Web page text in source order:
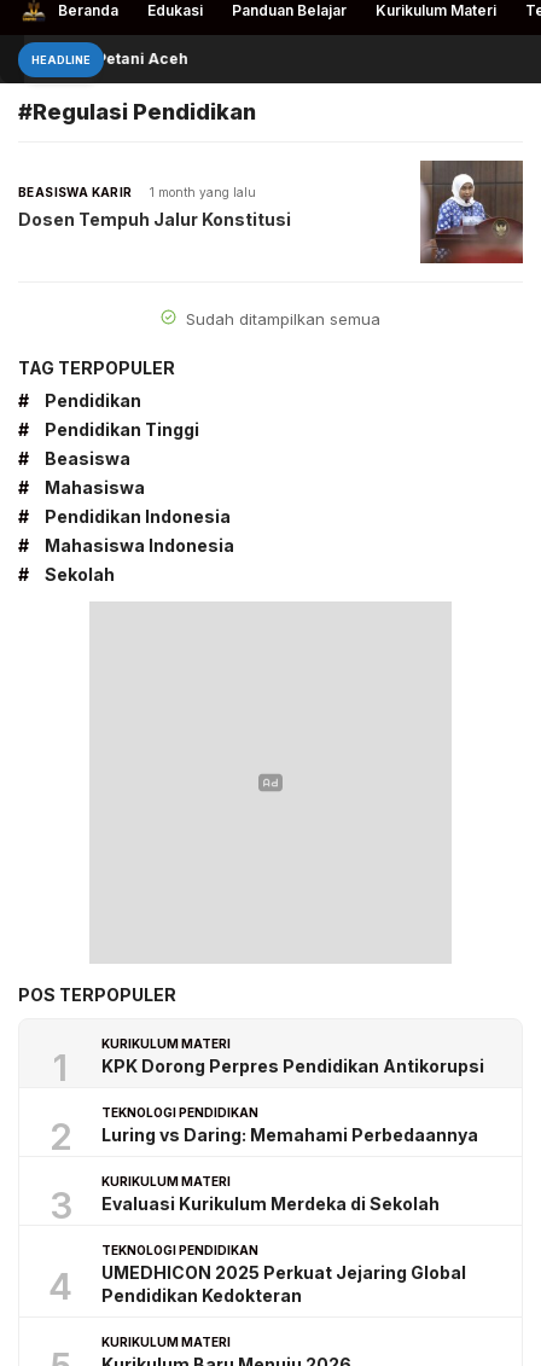
Beranda Edukasi Panduan Belajar Kurikulum Materi
HEADLINE
Bantu Petani Aceh
#Regulasi Pendidikan
BEASISWA KARIR 1 month yang lalu
Dosen Tempuh Jalur Konstitusi
Sudah ditampilkan semua
TAG TERPOPULER
#
Pendidikan
#
Pendidikan Tinggi
#
Beasiswa
#
Mahasiswa
#
Pendidikan Indonesia
#
Mahasiswa Indonesia
#
Sekolah
POS TERPOPULER
1
KURIKULUM MATERI
KPK Dorong Perpres Pendidikan Antikorupsi
2
TEKNOLOGI PENDIDIKAN
Luring vs Daring: Memahami Perbedaannya
3
KURIKULUM MATERI
Evaluasi Kurikulum Merdeka di Sekolah
4
TEKNOLOGI PENDIDIKAN
UMEDHICON 2025 Perkuat Jejaring Global
Pendidikan Kedokteran
KURIKULUM MATERI